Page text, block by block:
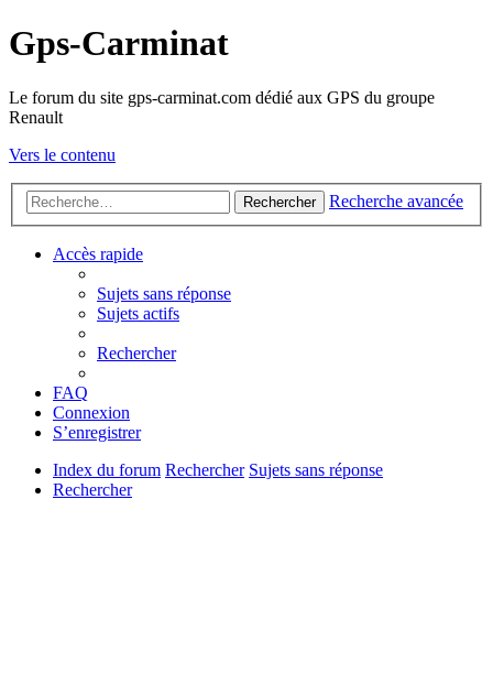
Gps-Carminat
Le forum du site gps-carminat.com dédié aux GPS du groupe
Renault
Vers le contenu
Rechercher Recherche avancée
Accès rapide
Sujets sans réponse
Sujets actifs
Rechercher
FAQ
Connexion
S’enregistrer
Index du forum Rechercher Sujets sans réponse
Rechercher